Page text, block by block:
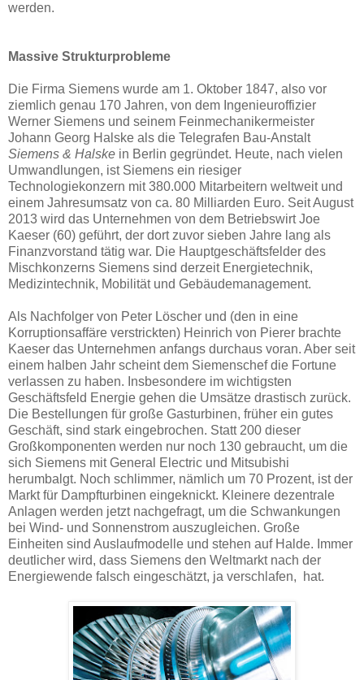
werden.
Massive Strukturprobleme
Die Firma Siemens wurde am 1. Oktober 1847, also vor
ziemlich genau 170 Jahren, von dem Ingenieuroffizier
Werner Siemens und seinem Feinmechanikermeister
Johann Georg Halske als die Telegrafen Bau-Anstalt
Siemens & Halske in Berlin gegründet. Heute, nach vielen
Umwandlungen, ist Siemens ein riesiger
Technologiekonzern mit 380.000 Mitarbeitern weltweit und
einem Jahresumsatz von ca. 80 Milliarden Euro. Seit August
2013 wird das Unternehmen von dem Betriebswirt Joe
Kaeser (60) geführt, der dort zuvor sieben Jahre lang als
Finanzvorstand tätig war. Die Hauptgeschäftsfelder des
Mischkonzerns Siemens sind derzeit Energietechnik,
Medizintechnik, Mobilität und Gebäudemanagement.
Als Nachfolger von Peter Löscher und (den in eine
Korruptionsaffäre verstrickten) Heinrich von Pierer brachte
Kaeser das Unternehmen anfangs durchaus voran. Aber seit
einem halben Jahr scheint dem Siemenschef die Fortune
verlassen zu haben. Insbesondere im wichtigsten
Geschäftsfeld Energie gehen die Umsätze drastisch zurück.
Die Bestellungen für große Gasturbinen, früher ein gutes
Geschäft, sind stark eingebrochen. Statt 200 dieser
Großkomponenten werden nur noch 130 gebraucht, um die
sich Siemens mit General Electric und Mitsubishi
herumbalgt. Noch schlimmer, nämlich um 70 Prozent, ist der
Markt für Dampfturbinen eingeknickt. Kleinere dezentrale
Anlagen werden jetzt nachgefragt, um die Schwankungen
bei Wind- und Sonnenstrom auszugleichen. Große
Einheiten sind Auslaufmodelle und stehen auf Halde. Immer
deutlicher wird, dass Siemens den Weltmarkt nach der
Energiewende falsch eingeschätzt, ja verschlafen, hat.